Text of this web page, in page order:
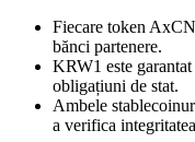
Fiecare token
bănci partenere.
KRW1 este
obligațiuni de stat.
Ambele
a verifica